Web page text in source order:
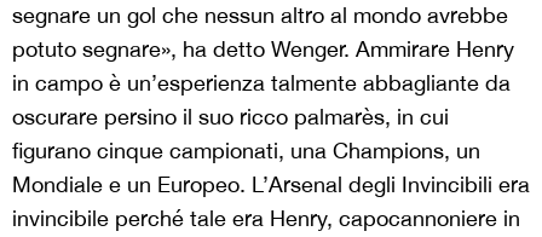
segnare un gol che nessun altro al mondo avrebbe
potuto segnare», ha detto Wenger. Ammirare Henry
in campo è un’esperienza talmente abbagliante da
oscurare persino il suo ricco palmarès, in cui
figurano cinque campionati, una Champions, un
Mondiale e un Europeo. L’Arsenal degli Invincibili era
invincibile perché tale era Henry, capocannoniere in